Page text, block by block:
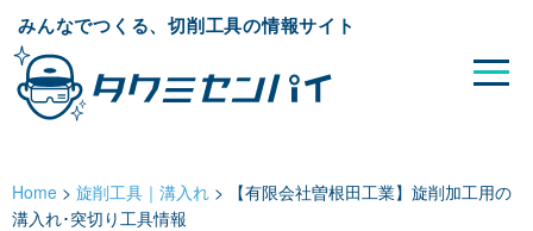
みんなでつくる、切削工具の情報サイト
Home > 旋削工具｜溝入れ >
【有限会社曽根田工業】旋削加工用の
溝入れ･突切り工具情報